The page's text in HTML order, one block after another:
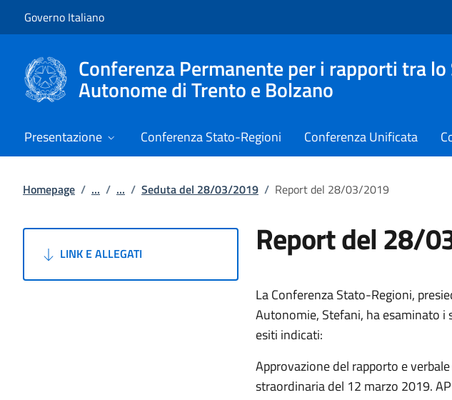
Governo Italiano
Conferenza Permanente per i rapporti tra
Autonome di Trento e Bolzano
Presentazione Conferenza Stato-Regioni Conferenza Unificata
Homepage / ... / ... / Seduta del 28/03/2019 / Report del 28/03/2019
LINK E ALLEGATI Report del 28/
La Conferenza Stato-Regioni,
Autonomie, Stefani, ha esaminato
esiti indicati:
Approvazione del rapporto e
straordinaria del 12 marzo 2019.